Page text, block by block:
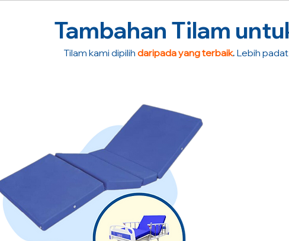
Tambahan Tilam
Tilam kami dipilih daripada yang terbaik.Lebih padat